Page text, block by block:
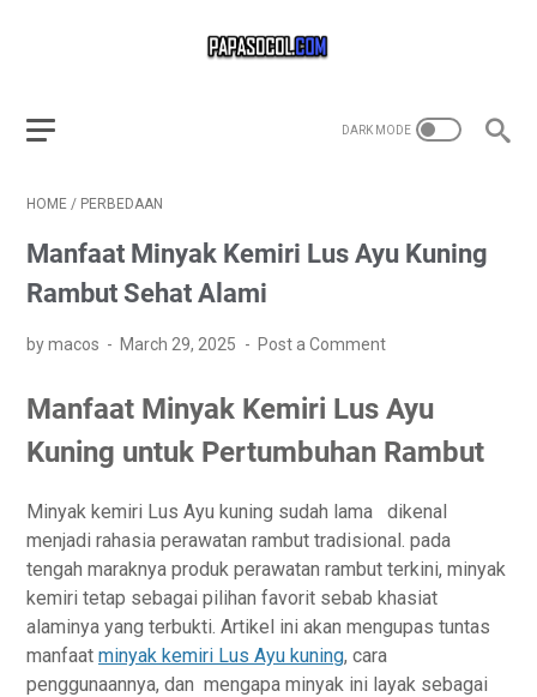
HOME / PERBEDAAN
Manfaat Minyak Kemiri Lus Ayu Kuning
Rambut Sehat Alami
by macos March 29, 2025 Post a Comment
Manfaat Minyak Kemiri Lus Ayu
Kuning untuk Pertumbuhan Rambut
Minyak kemiri Lus Ayu kuning sudah lama dikenal
menjadi rahasia perawatan rambut tradisional. pada
tengah maraknya produk perawatan rambut terkini, minyak
kemiri tetap sebagai pilihan favorit sebab khasiat
alaminya yang terbukti. Artikel ini akan mengupas tuntas
manfaat minyak kemiri Lus Ayu kuning, cara
penggunaannya, dan mengapa minyak ini layak sebagai